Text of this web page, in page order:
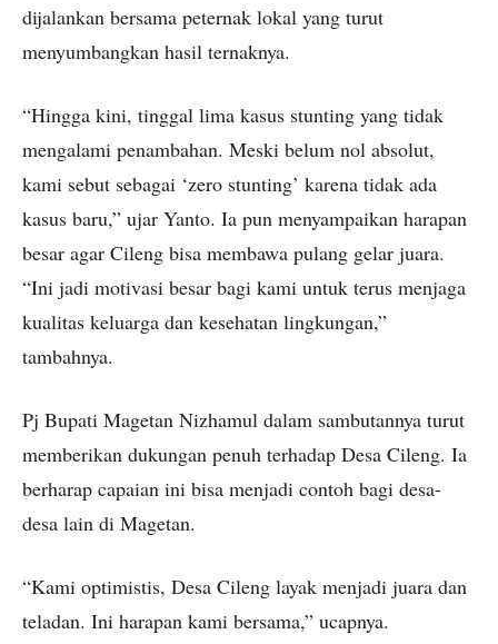
dijalankan bersama peternak lokal yang turut
menyumbangkan hasil ternaknya.
“Hingga kini, tinggal lima kasus stunting yang tidak
mengalami penambahan. Meski belum nol absolut,
kami sebut sebagai ‘zero stunting’ karena tidak ada
kasus baru,” ujar Yanto. Ia pun menyampaikan harapan
besar agar Cileng bisa membawa pulang gelar juara.
“Ini jadi motivasi besar bagi kami untuk terus menjaga
kualitas keluarga dan kesehatan lingkungan,”
tambahnya.
Pj Bupati Magetan Nizhamul dalam sambutannya turut
memberikan dukungan penuh terhadap Desa Cileng. Ia
berharap capaian ini bisa menjadi contoh bagi desa-
desa lain di Magetan.
“Kami optimistis, Desa Cileng layak menjadi juara dan
teladan. Ini harapan kami bersama,” ucapnya.